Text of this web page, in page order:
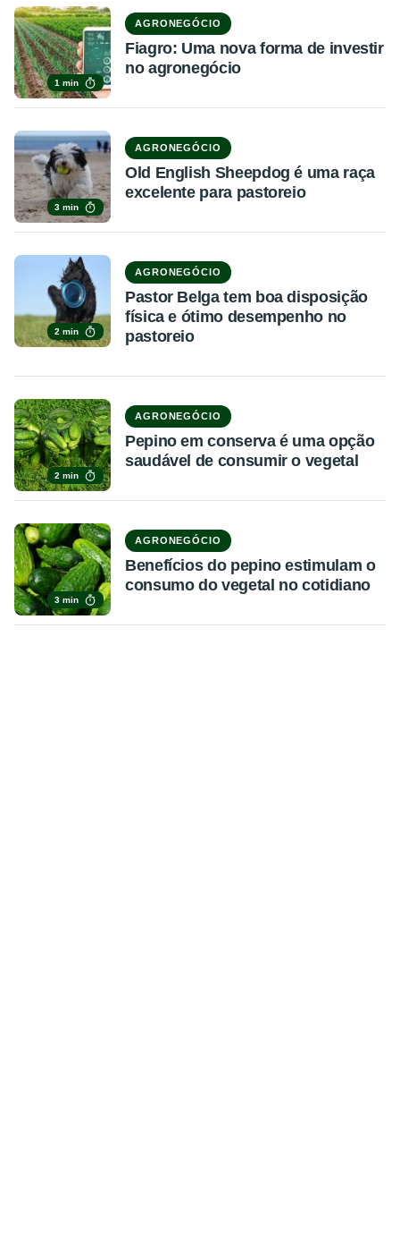
1 min
AGRONEGÓCIO
Fiagro: Uma nova forma de investir
no agronegócio
3 min
AGRONEGÓCIO
Old English Sheepdog é uma raça
excelente para pastoreio
2 min
AGRONEGÓCIO
Pastor Belga tem boa disposição
física e ótimo desempenho no
pastoreio
2 min
AGRONEGÓCIO
Pepino em conserva é uma opção
saudável de consumir o vegetal
3 min
AGRONEGÓCIO
Benefícios do pepino estimulam o
consumo do vegetal no cotidiano